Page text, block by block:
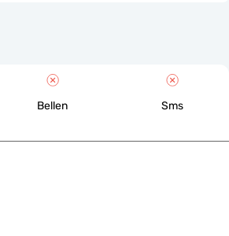
Bellen Sms